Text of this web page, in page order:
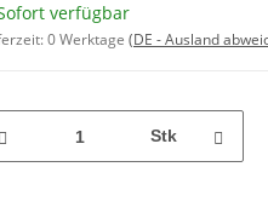
verfügbar
0 Werktage (DE - Ausland
Stk